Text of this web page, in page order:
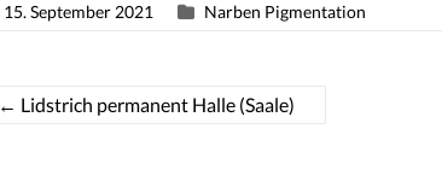
15. September 2021 Narben Pigmentation
← Lidstrich permanent Halle (Saale)